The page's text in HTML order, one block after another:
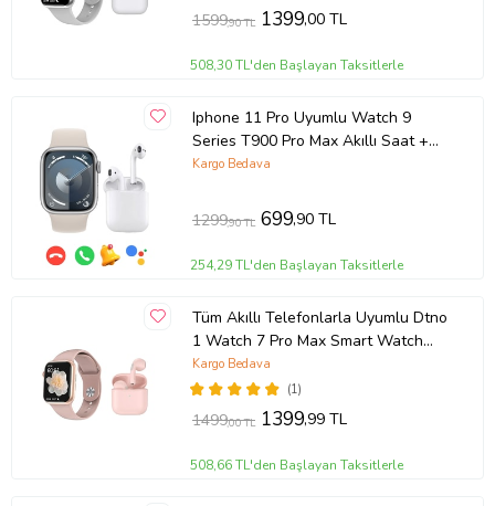
1599,90 TL 1399,00 TL
508,30 TL'den Başlayan Taksitlerle
Iphone 11 Pro Uyumlu Watch 9
Series T900 Pro Max Akıllı Saat +
Inpods i12 Bluetooth Kulaklık (Gri)
Kargo Bedava
1299,90 TL 699,90 TL
254,29 TL'den Başlayan Taksitlerle
Tüm Akıllı Telefonlarla Uyumlu Dtno
1 Watch 7 Pro Max Smart Watch
Akıllı Saat + Pro 5 Bluetooth
Kulaklık (Rose)(1)
Kargo Bedava
1499,00 TL 1399,99 TL
508,66 TL'den Başlayan Taksitlerle